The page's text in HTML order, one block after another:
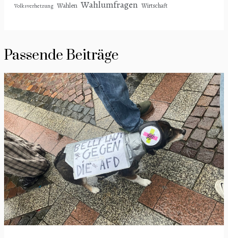
Volksverhetzung Wahlen Wahlumfragen Wirtschaft
Passende Beiträge